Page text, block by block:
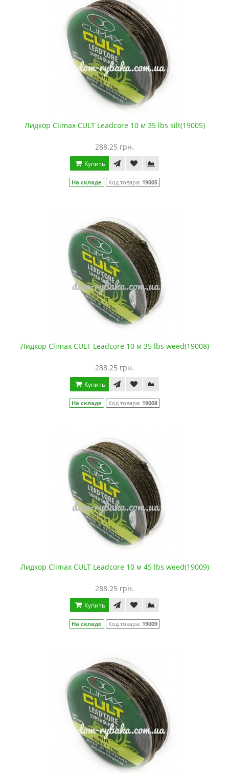
Лидкор Climax CULT Leadcore 10 м 35 lbs silt(19005)
288.25 грн.
Купить
На складе Код товара: 19005
Лидкор Climax CULT Leadcore 10 м 35 lbs weed(19008)
288.25 грн.
Купить
На складе Код товара: 19008
Лидкор Climax CULT Leadcore 10 м 45 lbs weed(19009)
288.25 грн.
Купить
На складе Код товара: 19009